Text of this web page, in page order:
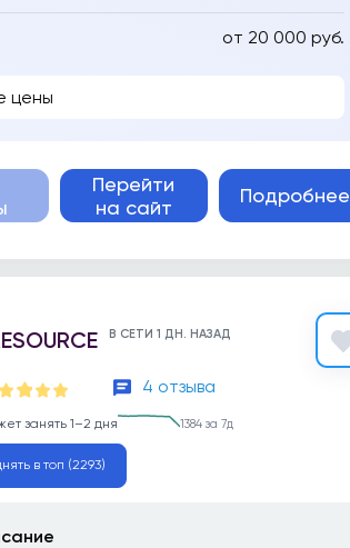
от 20 000 руб.
цены
Перейти
на сайт
Подробнее
В СЕТИ 1 ДН. НАЗАД
4 отзыва
занять 1–2 дня 1384 за 7д
в топ (2293)